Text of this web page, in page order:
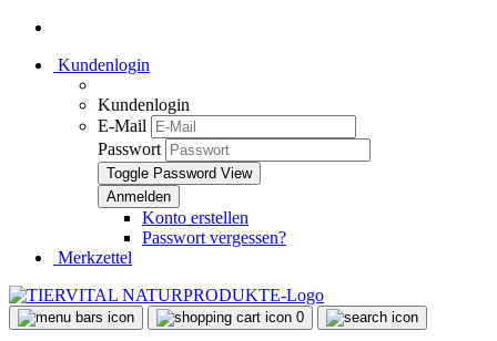
Kundenlogin
Kundenlogin
E-Mail
Passwort
Toggle Password View
Konto erstellen
Passwort vergessen?
Merkzettel
0